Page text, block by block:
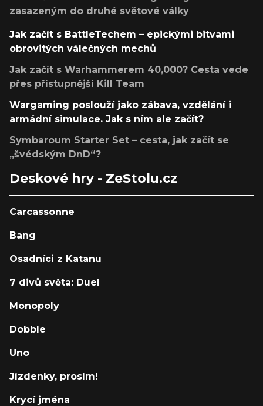
zasazeným do druhé světové války
Jak začít s BattleTechem – epickými bitvami
obrovitých válečných mechů
Jak začít s Warhammerem 40,000? Cesta vede
přes přístupnější Kill Team
Wargaming poslouží jako zábava, vzdělání i
armádní simulace. Jak s ním ale začít?
Symbaroum Starter Set – cesta, jak začít se
„švédským DnD“?
Deskové hry - ZeStolu.cz
Carcassonne
Bang
Osadníci z Katanu
7 divů světa: Duel
Monopoly
Dobble
Uno
Jízdenky, prosím!
Krycí jména